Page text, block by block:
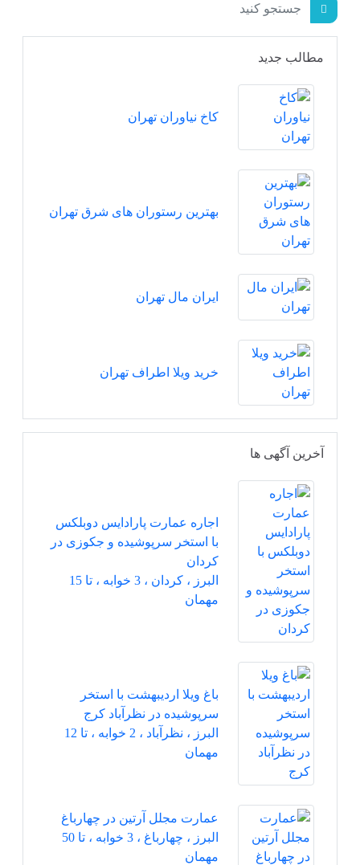
مطالب جدید
کاخ نیاوران تهران
بهترین رستوران های شرق تهران
ایران مال تهران
خرید ویلا اطراف تهران
آخرین آگهی ها
اجاره عمارت پارادایس دوبلکس
با استخر سرپوشیده و جکوزی در
کردان
البرز ، کردان ، 3 خوابه ، تا 15
مهمان
باغ ویلا اردیبهشت با استخر
سرپوشیده در نظرآباد کرج
البرز ، نظرآباد ، 2 خوابه ، تا 12
مهمان
عمارت مجلل آرتین در چهارباغ
البرز ، چهارباغ ، 3 خوابه ، تا 50
مهمان